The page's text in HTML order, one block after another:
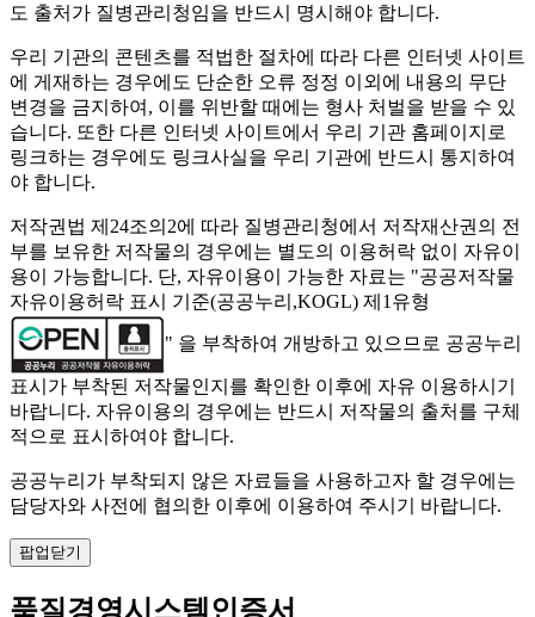
도 출처가 질병관리청임을 반드시 명시해야 합니다.
우리 기관의 콘텐츠를 적법한 절차에 따라 다른 인터넷 사이트
에 게재하는 경우에도 단순한 오류 정정 이외에 내용의 무단
변경을 금지하여, 이를 위반할 때에는 형사 처벌을 받을 수 있
습니다. 또한 다른 인터넷 사이트에서 우리 기관 홈페이지로
링크하는 경우에도 링크사실을 우리 기관에 반드시 통지하여
야 합니다.
저작권법 제24조의2에 따라 질병관리청에서 저작재산권의 전
부를 보유한 저작물의 경우에는 별도의 이용허락 없이 자유이
용이 가능합니다. 단, 자유이용이 가능한 자료는 "공공저작물
자유이용허락 표시 기준(공공누리,KOGL) 제1유형
" 을 부착하여 개방하고 있으므로 공공누리
표시가 부착된 저작물인지를 확인한 이후에 자유 이용하시기
바랍니다. 자유이용의 경우에는 반드시 저작물의 출처를 구체
적으로 표시하여야 합니다.
공공누리가 부착되지 않은 자료들을 사용하고자 할 경우에는
담당자와 사전에 협의한 이후에 이용하여 주시기 바랍니다.
팝업닫기
품질경영시스템인증서